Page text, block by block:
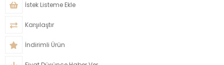
İstek Listeme Ekle
Karşılaştır
İndirimli Ürün